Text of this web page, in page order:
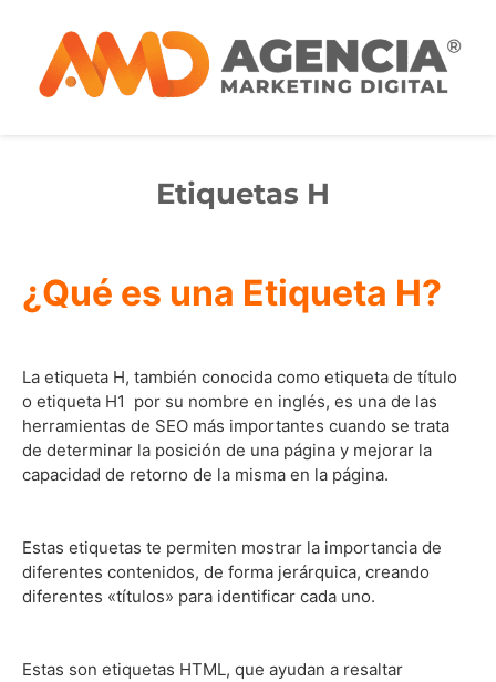
Etiquetas H
¿Qué es una Etiqueta H?
La etiqueta H, también conocida como etiqueta de título
o etiqueta H1 por su nombre en inglés, es una de las
herramientas de SEO más importantes cuando se trata
de determinar la posición de una página y mejorar la
capacidad de retorno de la misma en la página.
Estas etiquetas te permiten mostrar la importancia de
diferentes contenidos, de forma jerárquica, creando
diferentes «títulos» para identificar cada uno.
Estas son etiquetas HTML, que ayudan a resaltar